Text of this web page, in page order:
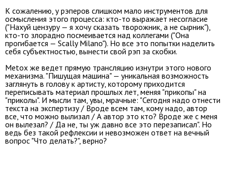
К сожалению, у рэперов слишком мало инструментов для
осмысления этого процесса: кто-то выражает несогласие
("Нахуй цензуру — я хочу сказать творожник, а не сырник"),
кто-то злорадно посмеивается над коллегами ("Она
прогибается — Scally Milano"). Но все это попытки наделить
себя субъектностью, вынести свой рэп за скобки.
Metox же ведет прямую трансляцию изнутри этого нового
механизма. "Пишущая машина" — уникальная возможность
заглянуть в голову к артисту, которому приходится
переписывать материал прошлых лет, меняя "прикопы" на
"приколы". И мысли там, увы, мрачные: "Сегодня надо отнести
текста на экспертизу / Вроде всем там, кому надо, автор
все, что можно вылизал / А автор это кто? Вроде же с меня
он вылезал? / Да не, ты уж давно все это перезаписал". Но
ведь без такой рефлексии и невозможен ответ на вечный
вопрос "Что делать?", верно?